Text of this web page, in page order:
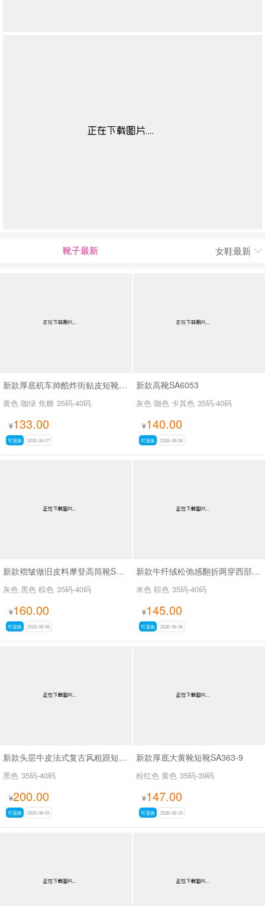
靴子最新 女鞋最新上

新款厚底机车帅酷炸街贴皮短靴SA2677
黄色 咖绿 焦糖 35码-40码
¥133.00
可退换 2026-08-07
新款高靴SA6053
灰色 咖色 卡其色 35码-40码
¥140.00
可退换 2026-08-06
新款褶皱做旧皮料摩登高筒靴SA3061
灰色 黑色 棕色 35码-40码
¥160.00
可退换 2026-08-06
新款牛纤绒松弛感翻折两穿西部牛仔靴长靴SA26609
米色 棕色 35码-40码
¥145.00
可退换 2026-08-06
新款头层牛皮法式复古风粗跟短靴女百搭款休闲女靴SA2678
黑色 35码-40码
¥200.00
可退换 2026-08-05
新款厚底大黄靴短靴SA363-9
粉红色 黄色 35码-39码
¥147.00
可退换 2026-08-05